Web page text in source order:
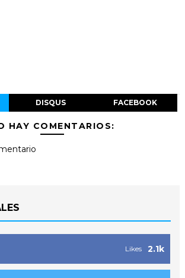
DISQUS FACEBOOK
HAY COMENTARIOS:
2.1k
Likes